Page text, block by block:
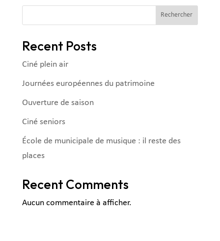
Rechercher
Recent Posts
Ciné plein air
Journées européennes du patrimoine
Ouverture de saison
Ciné seniors
École de municipale de musique : il reste des
places
Recent Comments
Aucun commentaire à afficher.